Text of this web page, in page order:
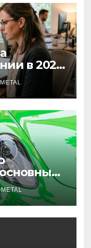
в 2026
и
о